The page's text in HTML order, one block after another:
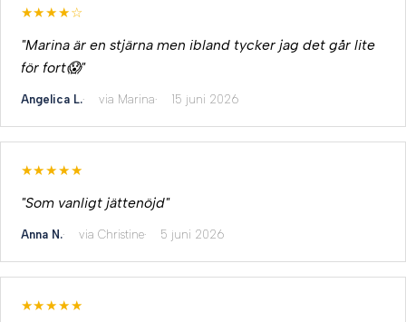
★★★★☆
"Marina är en stjärna men ibland tycker jag det går lite
för fort😱"
Angelica L. via Marina 15 juni 2026
★★★★★
"Som vanligt jättenöjd"
Anna N. via Christine 5 juni 2026
★★★★★